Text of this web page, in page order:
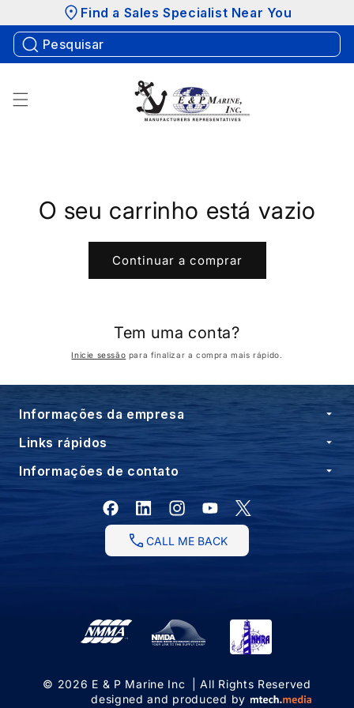
conteúdo
Find a Sales Specialist Near You
O seu carrinho está vazio
Continuar a comprar
Tem uma conta?
Inicie sessão para finalizar a compra mais rápido.
Informações da empresa
Links rápidos
Informações de contato
Facebook InstagramYouTube
X
(Twitter)
CALL ME BACK
© 2026 E & P Marine Inc
| All Rights Reserved
designed and produced by